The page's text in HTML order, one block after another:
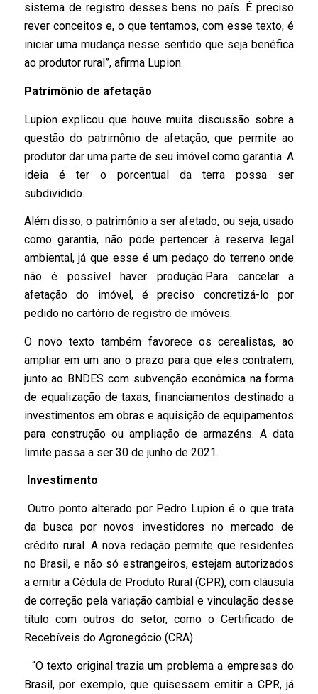
sistema de registro desses bens no país. É preciso
rever conceitos e, o que tentamos, com esse texto, é
iniciar uma mudança nesse sentido que seja benéfica
ao produtor rural”, afirma Lupion.
Patrimônio de afetação
Lupion explicou que houve muita discussão sobre a
questão do patrimônio de afetação, que permite ao
produtor dar uma parte de seu imóvel como garantia. A
ideia é ter o porcentual da terra possa ser
subdividido.
Além disso, o patrimônio a ser afetado, ou seja, usado
como garantia, não pode pertencer à reserva legal
ambiental, já que esse é um pedaço do terreno onde
não é possível haver produção.Para cancelar a
afetação do imóvel, é preciso concretizá-lo por
pedido no cartório de registro de imóveis.
O novo texto também favorece os cerealistas, ao
ampliar em um ano o prazo para que eles contratem,
junto ao BNDES com subvenção econômica na forma
de equalização de taxas, financiamentos destinado a
investimentos em obras e aquisição de equipamentos
para construção ou ampliação de armazéns. A data
limite passa a ser 30 de junho de 2021.
Investimento
Outro ponto alterado por Pedro Lupion é o que trata
da busca por novos investidores no mercado de
crédito rural. A nova redação permite que residentes
no Brasil, e não só estrangeiros, estejam autorizados
a emitir a Cédula de Produto Rural (CPR), com cláusula
de correção pela variação cambial e vinculação desse
título com outros do setor, como o Certificado de
Recebíveis do Agronegócio (CRA).
“O texto original trazia um problema a empresas do
Brasil, por exemplo, que quisessem emitir a CPR, já